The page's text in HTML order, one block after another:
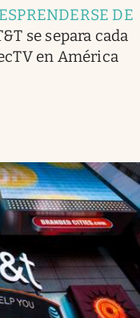
DE
se separa cada
en América